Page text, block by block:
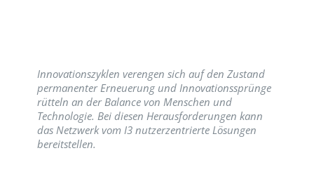
Innovationszyklen verengen sich auf den Zustand
permanenter Erneuerung und Innovationssprünge
rütteln an der Balance von Menschen und
Technologie. Bei diesen Herausforderungen kann
das Netzwerk vom I3 nutzerzentrierte Lösungen
bereitstellen.